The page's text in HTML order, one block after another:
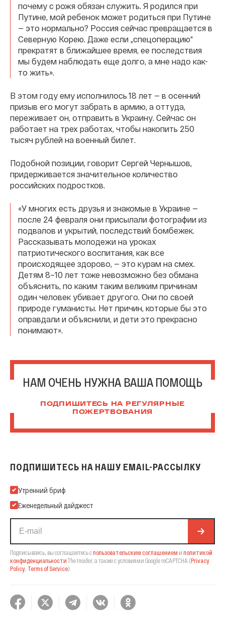
почему с рожя обязан служить. Я родился при
Путине, мой ребенок может родиться при Путине
— это нормально? Россия сейчас превращается в
Северную Корею. Даже если „спецоперацию“
прекратят в ближайшее время, ее последствия
мы будем наблюдать еще долго, а мне надо как-
то жить».
В этом году ему исполнилось 18 лет — в осенний
призыв его могут забрать в армию, а оттуда,
переживает он, отправить в Украину. Сейчас он
работает на трех работах, чтобы накопить 250
тысяч рублей на военный билет.
Подобной позиции, говорит Сергей Чернышов,
придерживается значительное количество
российских подростков.
«У многих есть друзья и знакомые в Украине —
после 24 февраля они присылали фотографии из
подвалов и укрытий, последствий бомбежек.
Рассказывать молодежи на уроках
патриотического воспитания, как все
происходящее здорово, — это курам на смех.
Детям 8–10 лет тоже невозможно без обмана
объяснить, по каким таким великим причинам
один человек убивает другого. Они по своей
природе гуманисты. Нет причин, которые бы это
оправдали и объяснили, и дети это прекрасно
понимают».
НАМ ОЧЕНЬ НУЖНА ВАША ПОМОЩЬ
ПОДПИШИТЕСЬ НА РЕГУЛЯРНЫЕ
ПОЖЕРТВОВАНИЯ
ПОДПИШИТЕСЬ НА НАШУ EMAIL-РАССЫЛКУ
Подпишитесь на нашу Email-рассылку
Утренний бриф
Еженедельный дайджест
Подписываясь, вы соглашаетесь спользовательским соглашением и политикой
конфиденциальности The Insider, а также с условиями Google reCAPTCHA (Privacy
Policy, Terms of Service).